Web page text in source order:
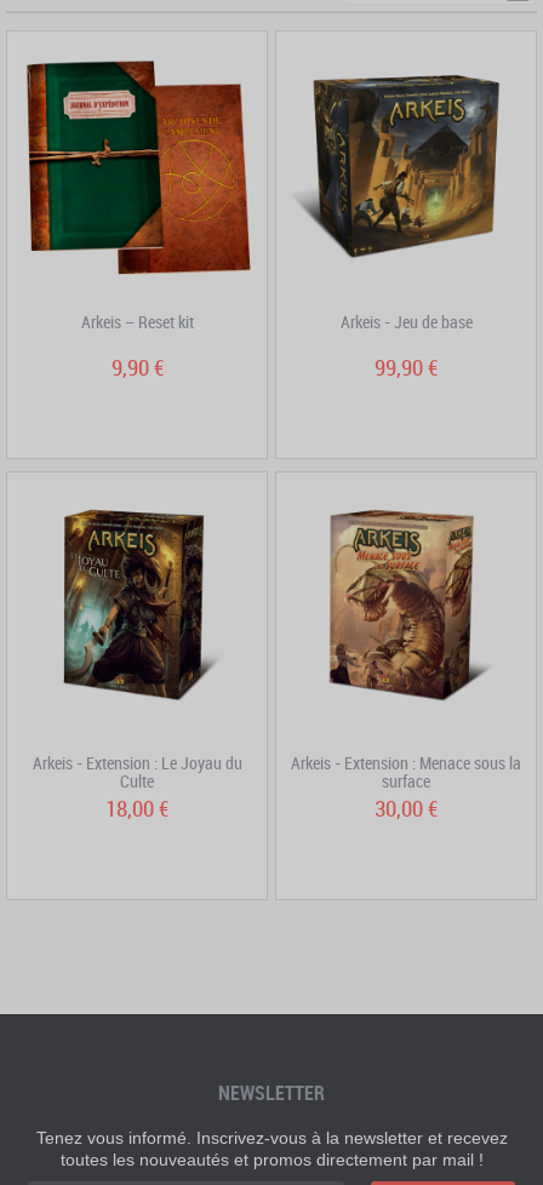
Arkeis – Reset kit
9,90 €
Arkeis - Jeu de base
99,90 €
Arkeis - Extension : Le Joyau du
Culte
18,00 €
Arkeis - Extension : Menace sous la
surface
30,00 €
NEWSLETTER
Tenez vous informé. Inscrivez-vous à la newsletter et recevez
toutes les nouveautés et promos directement par mail !